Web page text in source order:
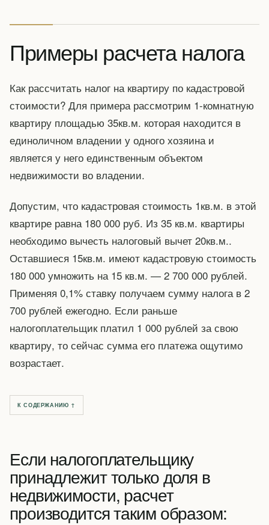
Примеры расчета налога
Как рассчитать налог на квартиру по кадастровой
стоимости? Для примера рассмотрим 1-комнатную
квартиру площадью 35кв.м. которая находится в
единоличном владении у одного хозяина и
является у него единственным объектом
недвижимости во владении.
Допустим, что кадастровая стоимость 1кв.м. в этой
квартире равна 180 000 руб. Из 35 кв.м. квартиры
необходимо вычесть налоговый вычет 20кв.м..
Оставшиеся 15кв.м. имеют кадастровую стоимость
180 000 умножить на 15 кв.м. — 2 700 000 рублей.
Применяя 0,1% ставку получаем сумму налога в 2
700 рублей ежегодно. Если раньше
налогоплательщик платил 1 000 рублей за свою
квартиру, то сейчас сумма его платежа ощутимо
возрастает.
К СОДЕРЖАНИЮ ↑
Если налогоплательщику
принадлежит только доля в
недвижимости, расчет
производится таким образом: